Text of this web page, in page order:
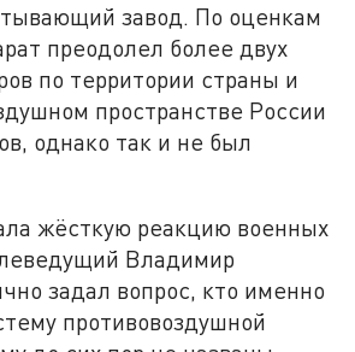
завод. По оценкам
преодолел более двух
по территории страны и
пространстве России
однако так и не был
жёсткую реакцию военных
Владимир
задал вопрос, кто именно
противовоздушной